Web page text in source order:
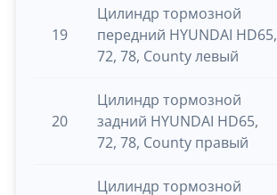
19
Цилиндр тормозной
передний HYUNDAI HD65,
72, 78, County левый
20
Цилиндр тормозной
задний HYUNDAI HD65,
72, 78, County правый
Цилиндр тормозной